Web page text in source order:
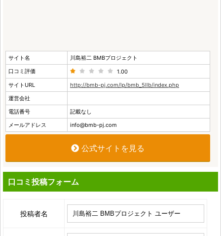
サイト名
川島裕二 BMBプロジェクト
口コミ評価
1.00
サイトURL
http://bmb-pj.com/lp/bmb_5llb/index.php
運営会社
電話番号
記載なし
メールアドレス
info@bmb-pj.com
公式サイトを見る
口コミ投稿フォーム
投稿者名